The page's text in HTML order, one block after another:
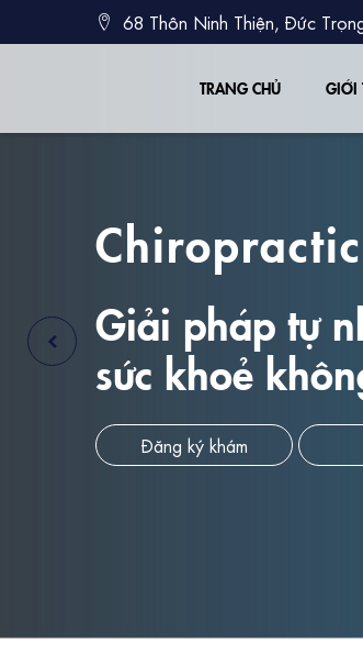
68 Thôn Ninh Thiện, Đức
TRANG CHỦ GIỚI
Chiropractic
Giải pháp tự
sức khoẻ
Đăng ký khám